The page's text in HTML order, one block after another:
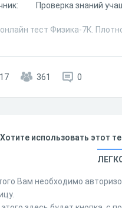
Проверка знаний
тест Физика-7К.
361 0
Хотите использовать этот
Вам необходимо